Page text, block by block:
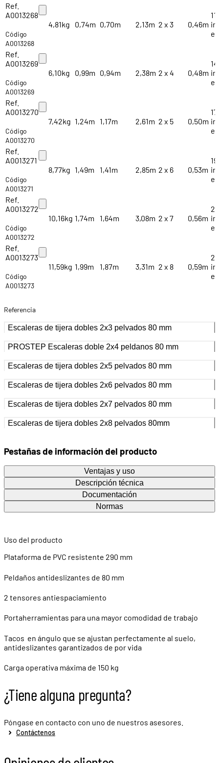
Ref.
A0013268
Código
A0013268
4,81kg 0,74m 0,70m 2,13m 2 x 3 0,46m
Ref.
A0013269
Código
A0013269
6,10kg 0,99m 0,94m 2,38m 2 x 4 0,48m
Ref.
A0013270
Código
A0013270
7,42kg 1,24m 1,17m 2,61m 2 x 5 0,50m
Ref.
A0013271
Código
A0013271
8,77kg 1,49m 1,41m 2,85m 2 x 6 0,53m
Ref.
A0013272
Código
A0013272
10,16kg 1,74m 1,64m 3,08m 2 x 7 0,56m
Ref.
A0013273
Código
A0013273
11,59kg 1,99m 1,87m 3,31m 2 x 8 0,59m
Referencia
Escaleras de tijera dobles 2x3 pelvados 80 mm
PROSTEP Escaleras doble 2x4 peldanos 80 mm
Escaleras de tijera dobles 2x5 pelvados 80 mm
Escaleras de tijera dobles 2x6 pelvados 80 mm
Escaleras de tijera dobles 2x7 pelvados 80 mm
Escaleras de tijera dobles 2x8 pelvados 80mm
Pestañas de información del producto
Ventajas y uso
Descripción técnica
Documentación
Normas
Uso del producto
Plataforma de PVC resistente 290 mm
Peldaños antideslizantes de 80 mm
2 tensores antiespaciamiento
Portaherramientas para una mayor comodidad de trabajo
Tacos en ángulo que se ajustan perfectamente al suelo,
antideslizantes garantizados de por vida
Carga operativa máxima de 150 kg
¿Tiene alguna pregunta?
Póngase en contacto con uno de nuestros asesores.
Contáctenos